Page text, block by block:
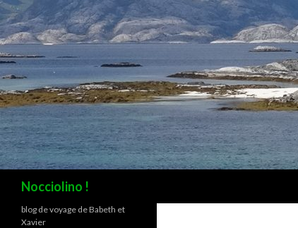
Nocciolino !
blog de voyage de Babeth et
Xavier